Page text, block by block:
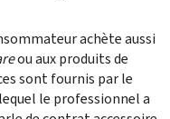
achète aussi
ou aux produits de
sont fournis par le
le professionnel a